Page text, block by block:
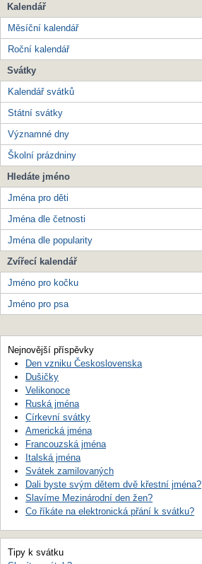
Kalendář
Měsíční kalendář
Roční kalendář
Svátky
Kalendář svátků
Státní svátky
Významné dny
Školní prázdniny
Hledáte jméno
Jména pro děti
Jména dle četnosti
Jména dle popularity
Zvířecí kalendář
Jméno pro kočku
Jméno pro psa
Nejnovější příspěvky
Den vzniku Československa
Dušičky
Velikonoce
Ruská jména
Církevní svátky
Americká jména
Francouzská jména
Italská jména
Svátek zamilovaných
Dali byste svým dětem dvě křestní jména?
Slavíme Mezinárodní den žen?
Co říkáte na elektronická přání k svátku?
Tipy k svátku